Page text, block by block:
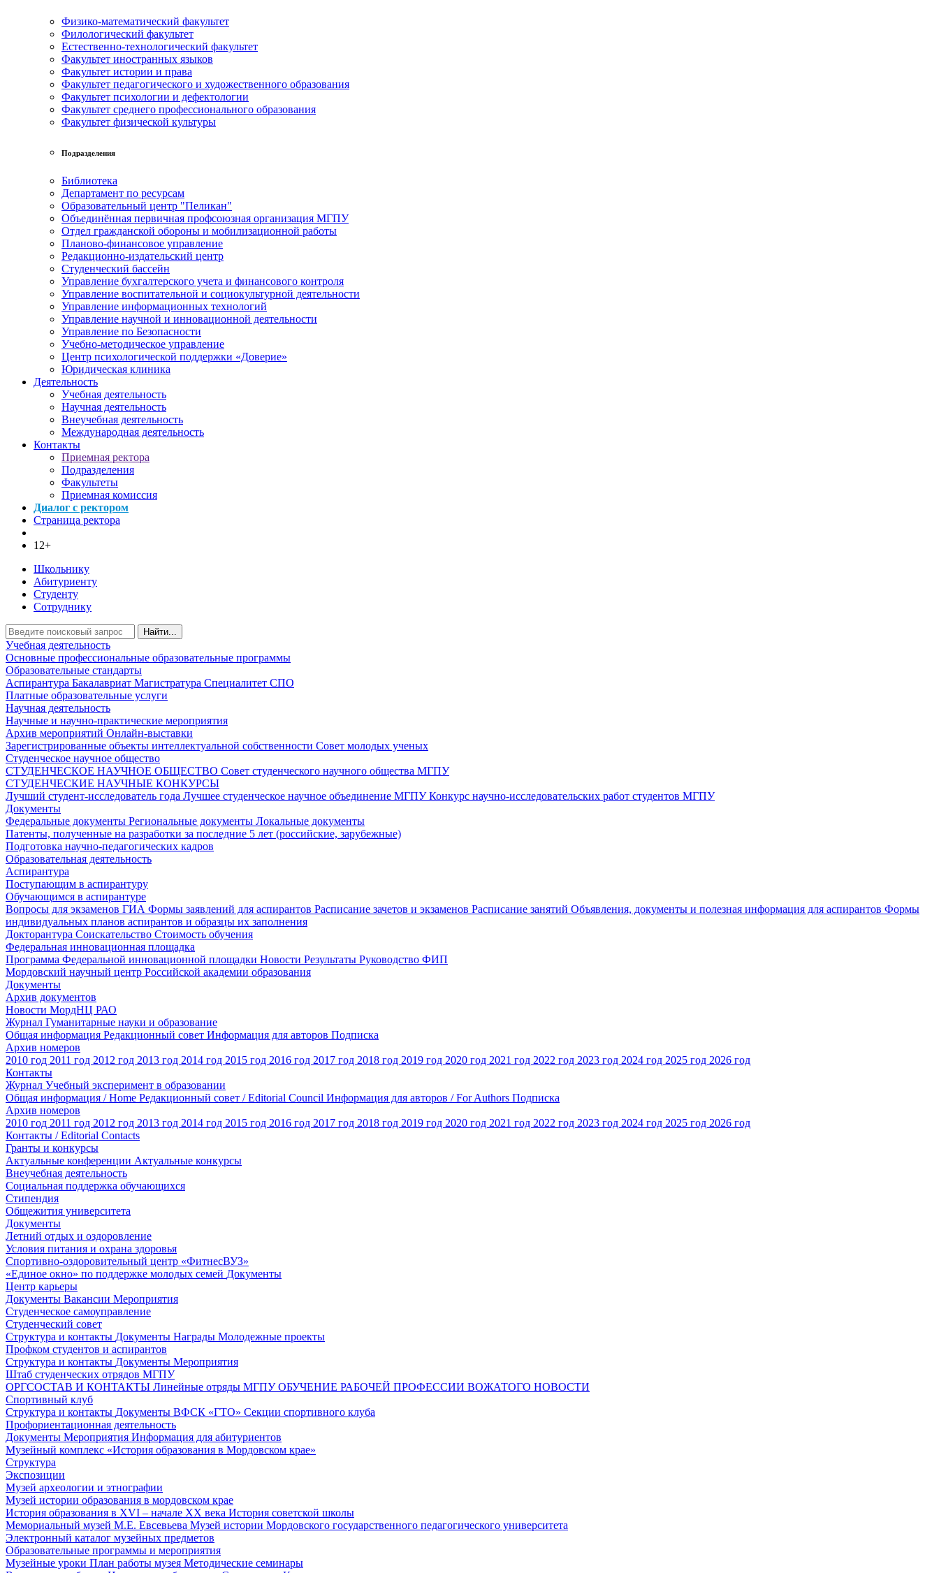
Физико-математический факультет
Филологический факультет
Естественно-технологический факультет
Факультет иностранных языков
Факультет истории и права
Факультет педагогического и художественного образования
Факультет психологии и дефектологии
Факультет среднего профессионального образования
Факультет физической культуры
Подразделения
Библиотека
Департамент по ресурсам
Образовательный центр "Пеликан"
Объединённая первичная профсоюзная организация МГПУ
Отдел гражданской обороны и мобилизационной работы
Планово-финансовое управление
Редакционно-издательский центр
Студенческий бассейн
Управление бухгалтерского учета и финансового контроля
Управление воспитательной и социокультурной деятельности
Управление информационных технологий
Управление научной и инновационной деятельности
Управление по Безопасности
Учебно-методическое управление
Центр психологической поддержки «Доверие»
Юридическая клиника
Деятельность
Учебная деятельность
Научная деятельность
Внеучебная деятельность
Международная деятельность
Контакты
Приемная ректора
Подразделения
Факультеты
Приемная комиссия
Диалог с ректором
Страница ректора
12+
Школьнику
Абитуриенту
Студенту
Сотруднику
Найти...
Учебная деятельность
Основные профессиональные образовательные программы
Образовательные стандарты
Аспирантура Бакалавриат Магистратура Специалитет СПО
Платные образовательные услуги
Научная деятельность
Научные и научно-практические мероприятия
Архив мероприятий Онлайн-выставки
Зарегистрированные объекты интеллектуальной собственности Совет молодых ученых
Студенческое научное общество
СТУДЕНЧЕСКОЕ НАУЧНОЕ ОБЩЕСТВО Совет студенческого научного общества МГПУ
СТУДЕНЧЕСКИЕ НАУЧНЫЕ КОНКУРСЫ
Лучший студент-исследователь года Лучшее студенческое научное объединение МГПУКонкурс научно-исследовательских работ студентов МГПУ
Документы
Федеральные документы Региональные документы Локальные документы
Патенты, полученные на разработки за последние 5 лет (российские, зарубежные)
Подготовка научно-педагогических кадров
Образовательная деятельность
Аспирантура
Поступающим в аспирантуру
Обучающимся в аспирантуре
Вопросы для экзаменов ГИА Формы заявлений для аспирантов Расписание зачетов и экзаменов Расписание занятий Объявления, документы и полезная информация для аспирантов Формы
индивидуальных планов аспирантов и образцы их заполнения
Докторантура Соискательство Стоимость обучения
Федеральная инновационная площадка
Программа Федеральной инновационной площадки Новости Результаты Руководство ФИП
Мордовский научный центр Российской академии образования
Документы
Архив документов
Новости МордНЦ РАО
Журнал Гуманитарные науки и образование
Общая информация Редакционный совет Информация для авторов Подписка
Архив номеров
2010 год 2011 год 2012 год 2013 год 2014 год 2015 год 2016 год 2017 год 2018 год 2019 год 2020 год 2021 год 2022 год 2023 год 2024 год 2025 год 2026 год
Контакты
Журнал Учебный эксперимент в образовании
Общая информация / Home Редакционный совет / Editorial Council Информация для авторов / For Authors Подписка
Архив номеров
2010 год 2011 год 2012 год 2013 год 2014 год 2015 год 2016 год 2017 год 2018 год 2019 год 2020 год 2021 год 2022 год 2023 год 2024 год 2025 год 2026 год
Контакты / Editorial Contacts
Гранты и конкурсы
Актуальные конференции Актуальные конкурсы
Внеучебная деятельность
Социальная поддержка обучающихся
Стипендия
Общежития университета
Документы
Летний отдых и оздоровление
Условия питания и охрана здоровья
Спортивно-оздоровительный центр «ФитнесВУЗ»
«Единое окно» по поддержке молодых семей Документы
Центр карьеры
Документы Вакансии Мероприятия
Студенческое самоуправление
Студенческий совет
Структура и контакты Документы Награды Молодежные проекты
Профком студентов и аспирантов
Структура и контакты Документы Мероприятия
Штаб студенческих отрядов МГПУ
ОРГСОСТАВ И КОНТАКТЫ Линейные отряды МГПУОБУЧЕНИЕ РАБОЧЕЙ ПРОФЕССИИ ВОЖАТОГО НОВОСТИ
Спортивный клуб
Структура и контакты Документы ВФСК «ГТО» Секции спортивного клуба
Профориентационная деятельность
Документы Мероприятия Информация для абитуриентов
Музейный комплекс «История образования в Мордовском крае»
Структура
Экспозиции
Музей археологии и этнографии
Музей истории образования в мордовском крае
История образования в XVI – начале XX века История советской школы
Мемориальный музей М.Е. Евсевьева Музей истории Мордовского государственного педагогического университета
Электронный каталог музейных предметов
Образовательные программы и мероприятия
Музейные уроки План работы музея Методические семинары